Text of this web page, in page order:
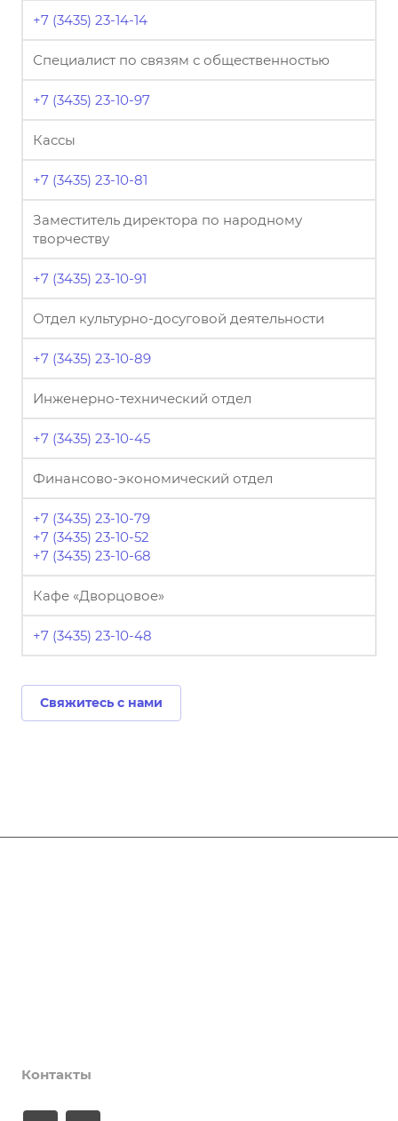
+7 (3435) 23-14-14
Специалист по связям с общественностью
+7 (3435) 23-10-97
Кассы
+7 (3435) 23-10-81
Заместитель директора по народному
творчеству
+7 (3435) 23-10-91
Отдел культурно-досуговой деятельности
+7 (3435) 23-10-89
Инженерно-технический отдел
+7 (3435) 23-10-45
Финансово-экономический отдел
+7 (3435) 23-10-79
+7 (3435) 23-10-52
+7 (3435) 23-10-68
Кафе «Дворцовое»
+7 (3435) 23-10-48
Свяжитесь с нами
Контакты